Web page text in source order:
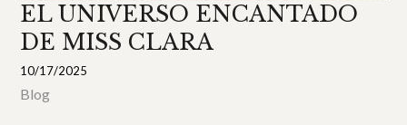
EL UNIVERSO ENCANTADO
DE MISS CLARA
10/17/2025
Blog